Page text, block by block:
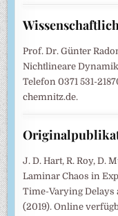
Prof. Dr. Günter
Nichtlineare
Telefon 0371 531-
chemnitz.de.
J. D. Hart, R. Roy, D.
Laminar Chaos in
Time-Varying Delays
(2019). Online